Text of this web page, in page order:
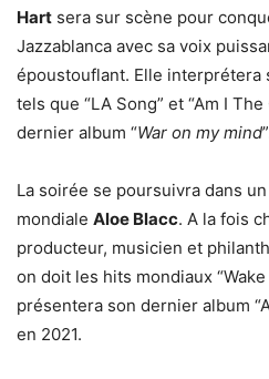
Hart sera sur scène pour
Jazzablanca avec sa voix
époustouflant. Elle interprétera
tels que “LA Song” et “Am I
dernier album “War on my mind
La soirée se poursuivra dans
mondiale Aloe Blacc. A la fois
producteur, musicien et
on doit les hits mondiaux “Wake
présentera son dernier album
en 2021.